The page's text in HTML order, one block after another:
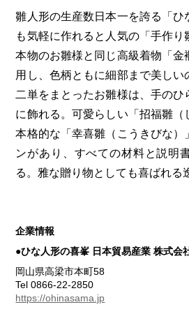
雛人形の生産数日本一を誇る「ひ
も気軽に作れると人気の「手作り
本物のお雛様と同じ高級着物「金
用し、色柄ともに細部まで美し
二単をまとったお雛様は、手のひ
に飾れる。可愛らしい「招福雛（
本格的な「幸喜雛（こうきびな）
ンがあり、すべての材料と説明
る。雅な贈り物としても喜ばれる
企業情報
●ひな人形の喜峯 日本貿易産業 株式会
岡山県高梁市本町58
Tel 0866-22-2850
https://ohinasama.jp